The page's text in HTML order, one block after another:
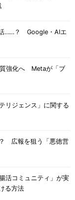
……？ Google・AIエ
強化へ Metaが「ブ
リジェンス」に関する
広報を狙う「悪徳営
活コミュニティ」が実
る方法